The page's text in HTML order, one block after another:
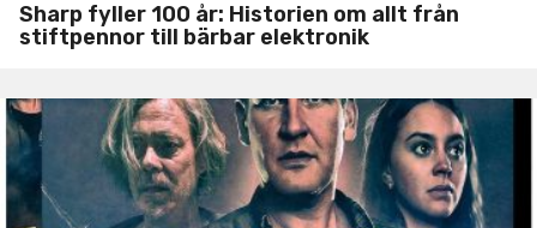
Sharp fyller 100 år: Historien om allt från
stiftpennor till bärbar elektronik